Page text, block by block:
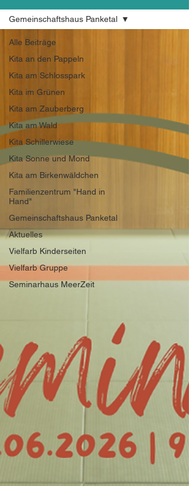
Alle Beiträge
Kita an den Pappeln
Kita am Schlosspark
Kita im Grünen
Kita am Zauberberg
Kita am Wald
Kita Schillerwiese
Kita Sonne und Mond
Kita am Birkenwäldchen
Familienzentrum "Hand in
Hand"
Gemeinschaftshaus Panketal
Aktuelles
Vielfarb Kinderseiten
Vielfarb Gruppe
Seminarhaus MeerZeit
Gemeinschaftshaus Panketal